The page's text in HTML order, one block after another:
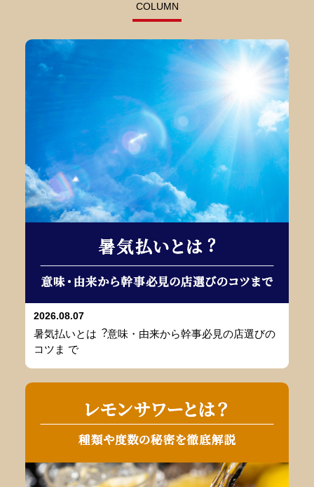
COLUMN
2026.08.07
暑気払いとは︖意味・由来から幹事必⾒の店選びの
コツま で